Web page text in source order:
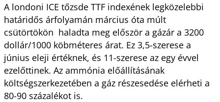
A londoni ICE tőzsde TTF indexének legközelebbi
határidős árfolyamán március óta múlt
csütörtökön  haladta meg először a gázár a 3200
dollár/1000 köbméteres árat. Ez 3,5-szerese a
június eleji értéknek, és 11-szerese az egy évvel
ezelőttinek. Az ammónia előállításának
költségszerkezetében a gáz részesedése elérheti a
80-90 százalékot is.